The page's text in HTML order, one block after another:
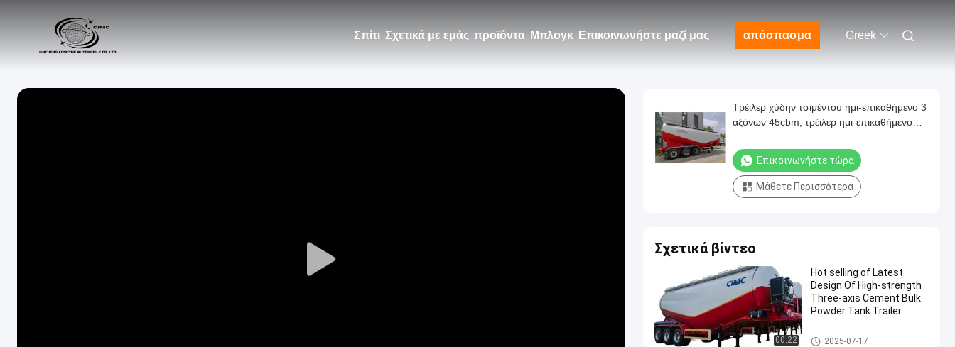
Σπίτι Σχετικά με εμάς προϊόντα Μπλογκ Επικοινωνήστε μαζί μας απόσπασμα Greek
Play
Τρέιλερ χύδην τσιμέντου ημι-επικαθήμενο 3
αξόνων 45cbm, τρέιλερ ημι-επικαθήμενο
Επικοινωνήστε τώρα
Μάθετε Περισσότερα
Σχετικά βίντεο
00:22
Hot selling of Latest
Design Of High-strength
Three-axis Cement Bulk
Powder Tank Trailer
τροχόσπιτο τσιμέντου
2025-07-17